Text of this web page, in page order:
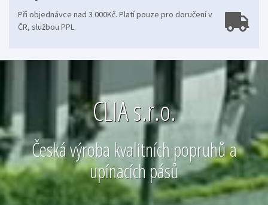
Při objednávce nad 3 000Kč. Platí pouze pro doručení v
ČR, službou PPL.
CLIA s.r.o.
Česká výroba kvalitních popruhů a
upínacích pásů